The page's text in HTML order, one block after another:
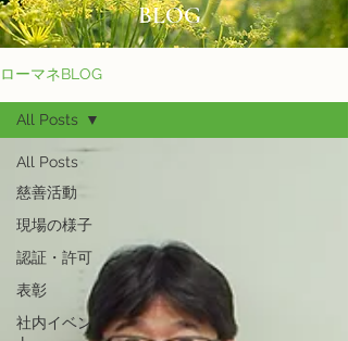
BLOG
ローマネBLOG
All Posts
慈善活動
現場の様子
認証・許可
表彰
社内イベン
All Posts